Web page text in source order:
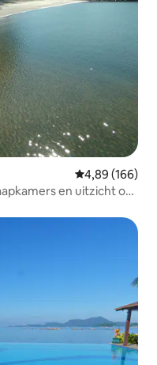
Gemiddelde
4,89 (166)
en uitzicht op